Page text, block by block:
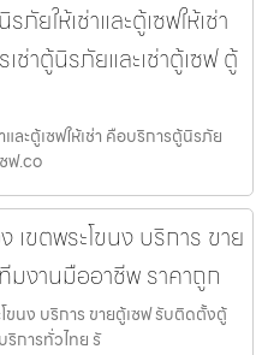
ยให้เช่าและตู้เซฟให้เช่า
าตู้นิรภัยและเช่าตู้เซฟ ตู้
ละตู้เซฟให้เช่า คือบริการตู้นิรภัย
ฟ.co
ขตพระโขนง บริการ ขาย
งานมืออาชีพ ราคาถูก
ขนง บริการ ขายตู้เซฟ รับติดตั้งตู้
การทั่วไทย รั